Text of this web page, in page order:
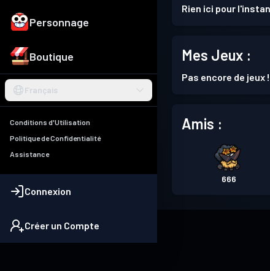
Personnage
Boutique
Français
Conditions d'Utilisation
Politique de Confidentialité
Assistance
Connexion
Créer un Compte
Rien ici pour
Mes Jeux :
Pas encore de jeux !
Amis :
666